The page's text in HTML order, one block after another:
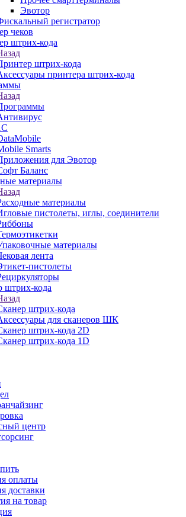
Эвотор
регистратор
чеков
штрих-кода
штрих-кода
принтера штрих-кода
Smarts
для Эвотор
Баланс
материалы
материалы
пистолеты, иглы, соединители
материалы
лента
пистолеты
штрих-кода
штрих-кода
для сканеров ШК
штрих-кода 2D
штрих-кода 1D
центр
оплаты
доставки
на товар